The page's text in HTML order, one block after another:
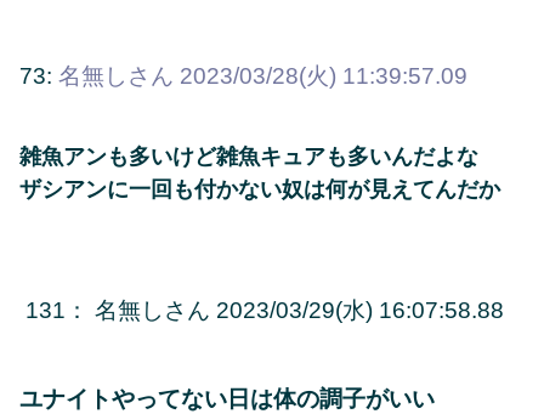
73: 名無しさん 2023/03/28(火) 11:39:57.09
雑魚アンも多いけど雑魚キュアも多いんだよな
ザシアンに一回も付かない奴は何が見えてんだか
131： 名無しさん 2023/03/29(水) 16:07:58.88
ユナイトやってない日は体の調子がいい